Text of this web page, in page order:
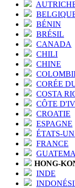
BÉNIN
BRÉSIL
CANADA
CHILI
CHINE
CORÉE
COSTA
CÔTE
CROATIE
ESPAGNE
ÉTATS-
FRANCE
HONG-
INDE